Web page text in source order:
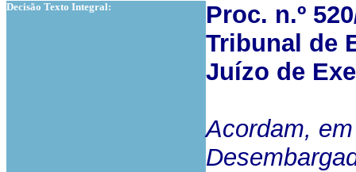
Decisão Texto Integral:
Proc. n.º
Tribunal de
Juízo de
Acordam,